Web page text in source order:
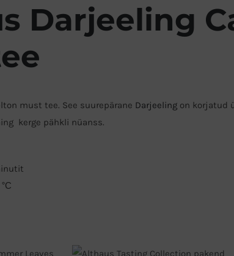
Darjeeling
must tee. See suurepärane Darjeeling on korjatud
kerge pähkli nüanss.